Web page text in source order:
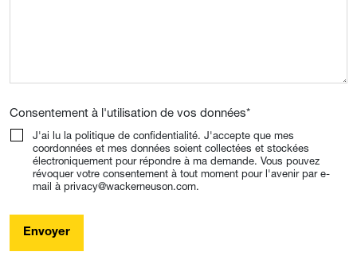
Consentement à l'utilisation de vos données*
J'ai lu la politique de confidentialité. J'accepte que mes
coordonnées et mes données soient collectées et stockées
électroniquement pour répondre à ma demande. Vous pouvez
révoquer votre consentement à tout moment pour l'avenir par e-
mail à privacy@wackerneuson.com.
Envoyer